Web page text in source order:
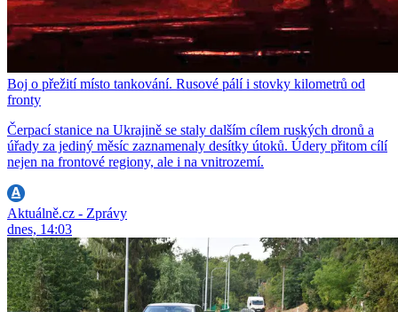
Boj o přežití místo tankování. Rusové pálí i stovky kilometrů od
fronty
Čerpací stanice na Ukrajině se staly dalším cílem ruských dronů a
úřady za jediný měsíc zaznamenaly desítky útoků. Údery přitom cílí
nejen na frontové regiony, ale i na vnitrozemí.
Aktuálně.cz - Zprávy
dnes, 14:03